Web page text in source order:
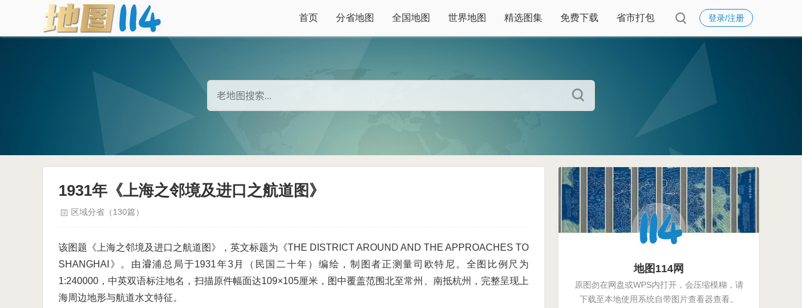
登录/注册
首页 分省地图 全国地图 世界地图 精选图集 免费下载 省市打包
1931年《上海之邻境及进口之航道图》
区域分省（130篇）
该图题《上海之邻境及进口之航道图》，英文标题为《THE DISTRICT AROUND AND THE APPROACHES TO
SHANGHAI》。由𣿰浦总局于1931年3月（民国二十年）编绘，制图者正测量司欧特尼。全图比例尺为
1:240000，中英双语标注地名，扫描原件幅面达109×105厘米，图中覆盖范围北至常州、南抵杭州，完整呈现上
海周边地形与航道水文特征。
地图114网
原图勿在网盘或WPS内打开，会压缩模糊，请
下载至本地使用系统自带图片查看器查看。